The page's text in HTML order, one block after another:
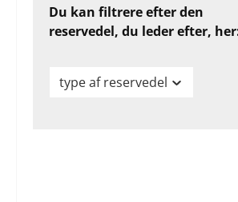
Du kan filtrere efter den
reservedel, du leder efter,
type af reservedel